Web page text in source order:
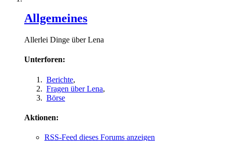
Allgemeines
Allerlei Dinge über Lena
Unterforen:
Berichte,
Fragen über Lena,
Börse
Aktionen:
RSS-Feed dieses Forums anzeigen